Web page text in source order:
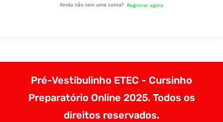
Ainda não tem uma conta? Registrar agora
Pré-Vestibulinho ETEC - Cursinho
Preparatório Online 2025. Todos os
direitos reservados.